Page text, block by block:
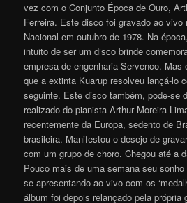
vez com o Conjunto Época de Ouro,
Ferreira. Este disco foi gravado ao vivo
Nacional em outubro de 1978. Na
intuito de ser um disco brinde
empresa de engenharia Servenco.
que a extinta Kuarup resolveu lançá-lo
seguinte. Este disco também, pode-se
realizado do pianista Arthur Moreira
recentemente da Europa, sedento de
brasileira. Manifestou o desejo de
com um grupo de choro. Chegou até a
Pouco mais de uma semana seu
se apresentando ao vivo com os
álbum foi depois relançado pela própria